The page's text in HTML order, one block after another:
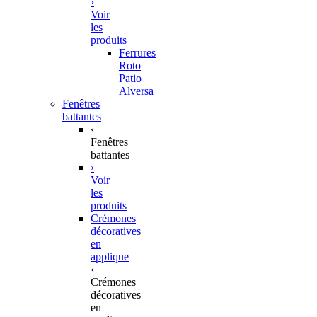
Voir
les
produits
Ferrures
Roto
Patio
Alversa
Fenêtres
battantes
‹
Fenêtres
battantes
›
Voir
les
produits
Crémones
décoratives
en
applique
‹
Crémones
décoratives
en